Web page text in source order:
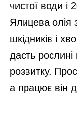
чистої води і
Ялицева олія
шкідників і
дасть
розвитку.
а працює він